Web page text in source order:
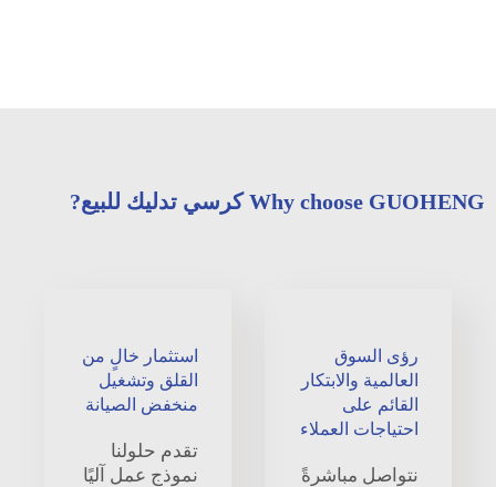
Why choose GUOHENG كرسي تدليك للبيع?
رؤى السوق
العالمية والابتكار
القائم على
احتياجات العملاء
نتواصل مباشرةً
استثمار خالٍ من
القلق وتشغيل
منخفض الصيانة
تقدم حلولنا
نموذج عمل آليًا